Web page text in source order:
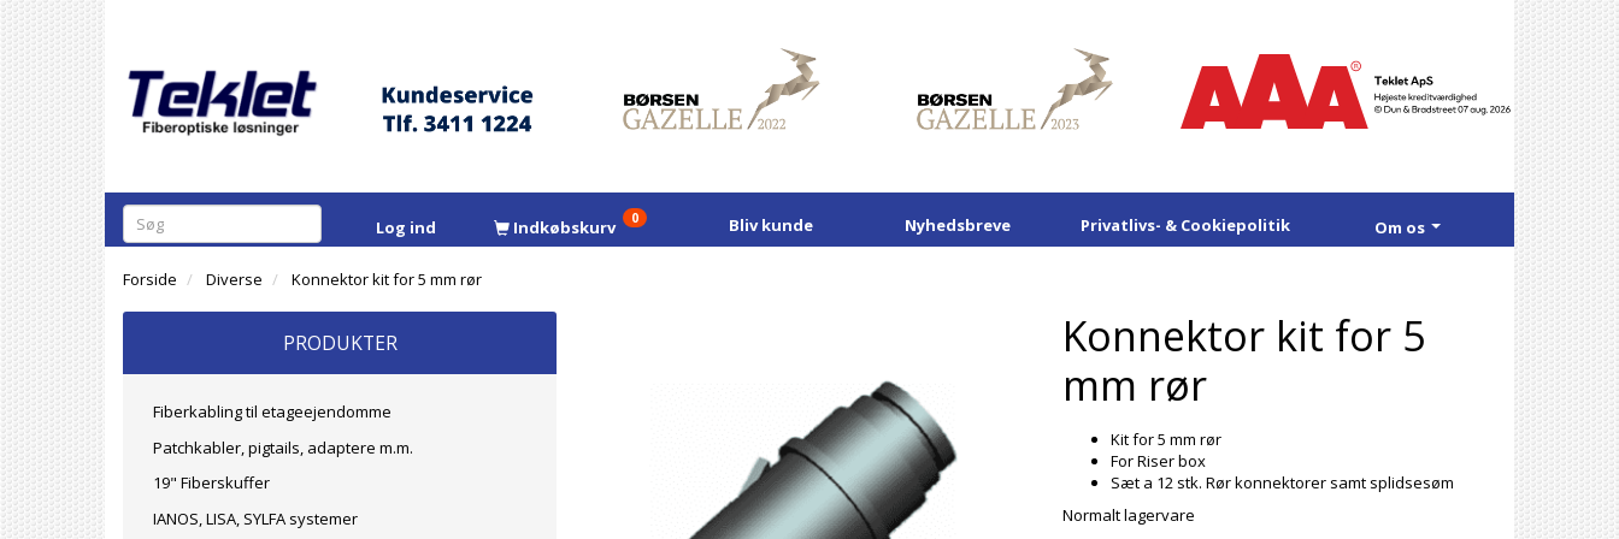
Log ind Indkøbskurv 0 Bliv kunde Nyhedsbreve Privatlivs- & Cookiepolitik Om os
Forside Diverse Konnektor kit for 5 mm rør
PRODUKTER
Fiberkabling til etageejendomme
Patchkabler, pigtails, adaptere m.m.
19" Fiberskuffer
IANOS, LISA, SYLFA systemer
Konnektor kit for 5
mm rør
Kit for 5 mm rør
For Riser box
Sæt a 12 stk. Rør konnektorer samt splidsesøm
Normalt lagervare